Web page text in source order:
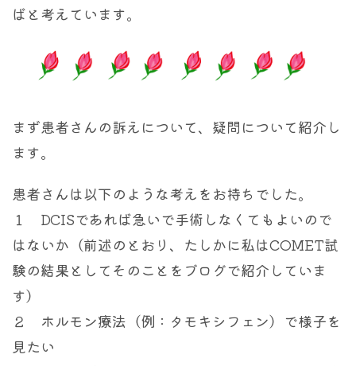
ばと考えています。
まず患者さんの訴えについて、疑問について紹介し
ます。
患者さんは以下のような考えをお持ちでした。
１ DCISであれば急いで手術しなくてもよいので
はないか（前述のとおり、たしかに私はCOMET試
験の結果としてそのことをブログで紹介していま
す）
２ ホルモン療法（例：タモキシフェン）で様子を
見たい